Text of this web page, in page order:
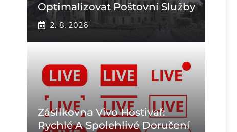
Optimalizovat Poštovní Služby
2. 8. 2026
Zásilkovna Vivo Hostivař:
Rychlé A Spolehlivé Doručení